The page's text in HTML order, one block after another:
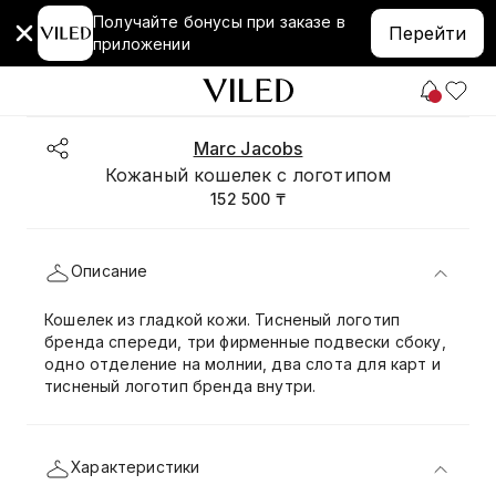
Получайте бонусы при заказе в
приложении
Перейти
Marc Jacobs
Кожаный кошелек с логотипом
152 500 ₸
Описание
Кошелек из гладкой кожи. Тисненый логотип
бренда спереди, три фирменные подвески сбоку,
одно отделение на молнии, два слота для карт и
тисненый логотип бренда внутри.
Характеристики